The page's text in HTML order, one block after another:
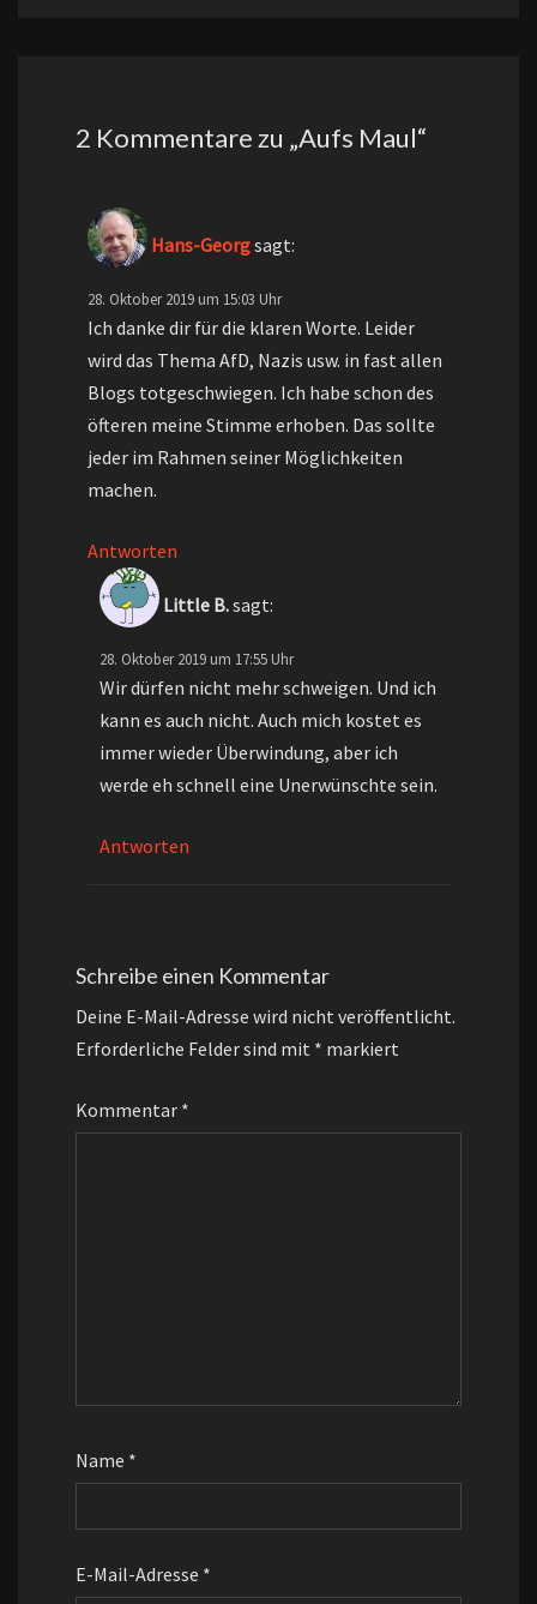
2 Kommentare zu „Aufs Maul“
Hans-Georgsagt:
28. Oktober 2019 um 15:03 Uhr
Ich danke dir für die klaren Worte. Leider
wird das Thema AfD, Nazis usw. in fast allen
Blogs totgeschwiegen. Ich habe schon des
öfteren meine Stimme erhoben. Das sollte
jeder im Rahmen seiner Möglichkeiten
machen.
Antworten
Little B.sagt:
28. Oktober 2019 um 17:55 Uhr
Wir dürfen nicht mehr schweigen. Und ich
kann es auch nicht. Auch mich kostet es
immer wieder Überwindung, aber ich
werde eh schnell eine Unerwünschte sein.
Antworten
Schreibe einen Kommentar
Deine E-Mail-Adresse wird nicht veröffentlicht.
Erforderliche Felder sind mit * markiert
Kommentar *
Name *
E-Mail-Adresse *